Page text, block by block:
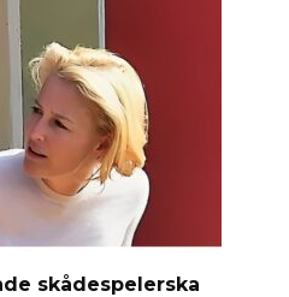
skådespelerska